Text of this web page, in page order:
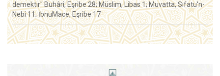
demektir" Buhârî, Eşribe 28; Müslim, Libas 1; Muvatta, Sıfatu'n-
Nebi 11; İbnuMace, Eşribe 17